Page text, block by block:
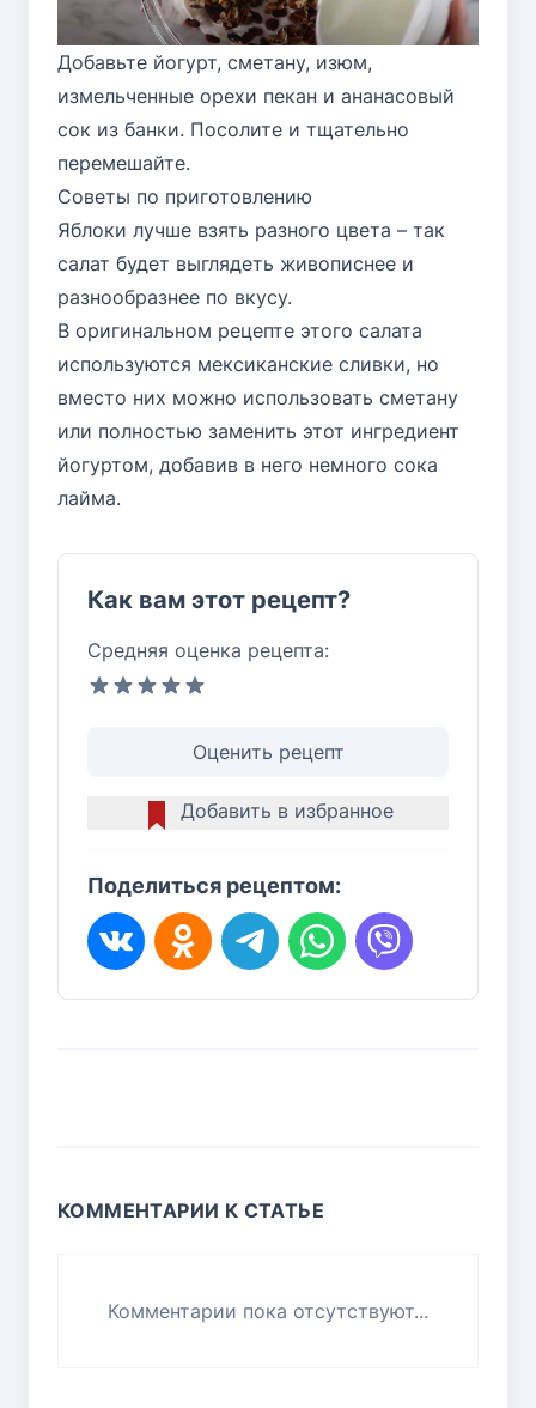
Добавьте йогурт, сметану, изюм,
измельченные орехи пекан и ананасовый
сок из банки. Посолите и тщательно
перемешайте.
Советы по приготовлению
Яблоки лучше взять разного цвета – так
салат будет выглядеть живописнее и
разнообразнее по вкусу.
В оригинальном рецепте этого салата
используются мексиканские сливки, но
вместо них можно использовать сметану
или полностью заменить этот ингредиент
йогуртом, добавив в него немного сока
лайма.
Как вам этот рецепт?
Средняя оценка рецепта:
Оценить рецепт
Добавить в избранное
Поделиться рецептом:
КОММЕНТАРИИ К СТАТЬЕ
Комментарии пока отсутствуют...